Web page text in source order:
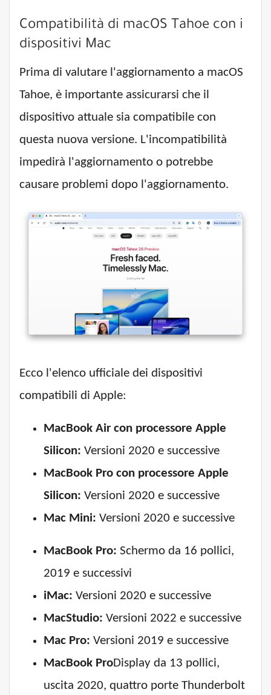
Compatibilità di macOS Tahoe con i
dispositivi Mac
Prima di valutare l'aggiornamento a macOS
Tahoe, è importante assicurarsi che il
dispositivo attuale sia compatibile con
questa nuova versione. L'incompatibilità
impedirà l'aggiornamento o potrebbe
causare problemi dopo l'aggiornamento.
Ecco l'elenco ufficiale dei dispositivi
compatibili di Apple:
MacBook Air con processore Apple
Silicon: Versioni 2020 e successive
MacBook Pro con processore Apple
Silicon: Versioni 2020 e successive
Mac Mini: Versioni 2020 e successive
MacBook Pro: Schermo da 16 pollici,
2019 e successivi
iMac: Versioni 2020 e successive
MacStudio: Versioni 2022 e successive
Mac Pro: Versioni 2019 e successive
MacBook ProDisplay da 13 pollici,
uscita 2020, quattro porte Thunderbolt